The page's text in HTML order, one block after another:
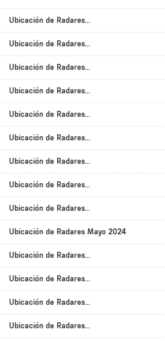
Ubicación de Radares...
Ubicación de Radares...
Ubicación de Radares...
Ubicación de Radares...
Ubicación de Radares...
Ubicación de Radares...
Ubicación de Radares...
Ubicación de Radares...
Ubicación de Radares...
Ubicación de Radares Mayo 2024
Ubicación de Radares...
Ubicación de Radares...
Ubicación de Radares...
Ubicación de Radares...